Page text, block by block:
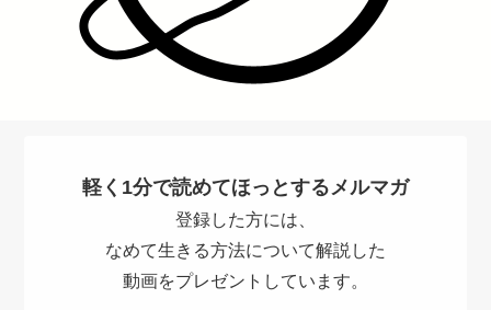
軽く1分で読めてほっとするメルマガ
登録した方には、
なめて生きる方法について解説した
動画をプレゼントしています。